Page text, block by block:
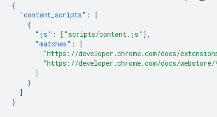
{
"content_scripts" :
[
{
"js" : [ "scripts/content.js" ],
"matches" :
[
"https://developer.chrome.com/docs/
"https://developer.chrome.com/docs/
]
}
]
}